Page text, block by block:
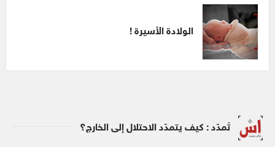
الولادة الأسيرة !
تَمدّد : كيف يتمدّد الاحتلال إلى الخارج؟